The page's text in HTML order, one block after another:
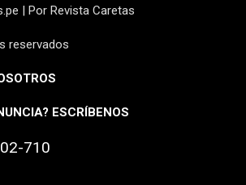
| Por Revista Caretas
reservados
ESCRÍBENOS
710